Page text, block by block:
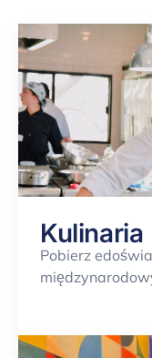
Kulinaria
Pobierz e